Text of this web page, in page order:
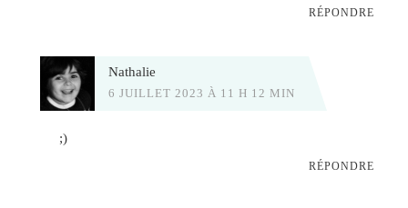
RÉPONDRE
Nathalie
6 JUILLET 2023 À 11 H 12 MIN
;)
RÉPONDRE